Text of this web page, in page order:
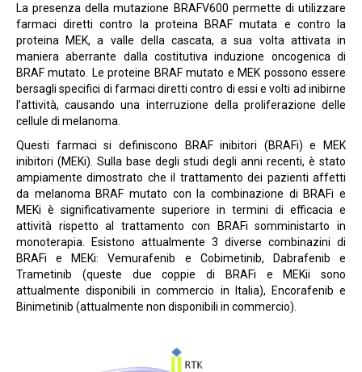
La presenza della mutazione BRAFV600 permette di utilizzare
farmaci diretti contro la proteina BRAF mutata e contro la
proteina MEK, a valle della cascata, a sua volta attivata in
maniera aberrante dalla costitutiva induzione oncogenica di
BRAF mutato. Le proteine BRAF mutato e MEK possono essere
bersagli specifici di farmaci diretti contro di essi e volti ad inibirne
l’attività, causando una interruzione della proliferazione delle
cellule di melanoma.
Questi farmaci si definiscono BRAF inibitori (BRAFi) e MEK
inibitori (MEKi). Sulla base degli studi degli anni recenti, è stato
ampiamente dimostrato che il trattamento dei pazienti affetti
da melanoma BRAF mutato con la combinazione di BRAFi e
MEKi è significativamente superiore in termini di efficacia e
attività rispetto al trattamento con BRAFi somministarto in
monoterapia. Esistono attualmente 3 diverse combinazini di
BRAFi e MEKi: Vemurafenib e Cobimetinib, Dabrafenib e
Trametinib (queste due coppie di BRAFi e MEKii sono
attualmente disponibili in commercio in Italia), Encorafenib e
Binimetinib (attualmente non disponibili in commercio).